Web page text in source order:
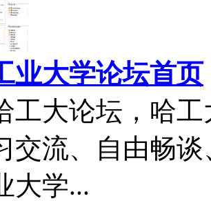
业大学论坛首页
工大论坛，哈
交流、自由畅
大学...